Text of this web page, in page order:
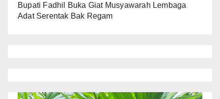
Bupati Fadhil Buka Giat Musyawarah Lembaga
Adat Serentak Bak Regam